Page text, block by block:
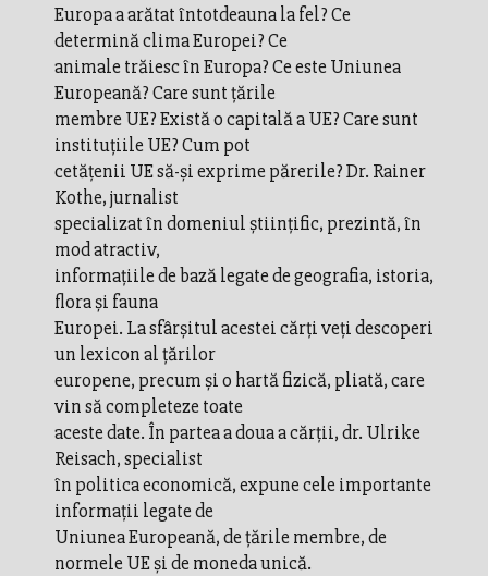
Europa a arătat întotdeauna la fel? Ce
determină clima Europei? Ce
animale trăiesc în Europa? Ce este Uniunea
Europeană? Care sunt ţările
membre UE? Există o capitală a UE? Care sunt
instituţiile UE? Cum pot
cetăţenii UE să-şi exprime părerile? Dr. Rainer
Kothe, jurnalist
specializat în domeniul ştiinţific, prezintă, în
mod atractiv,
informaţiile de bază legate de geografia, istoria,
flora şi fauna
Europei. La sfârşitul acestei cărţi veţi descoperi
un lexicon al ţărilor
europene, precum şi o hartă fizică, pliată, care
vin să completeze toate
aceste date. În partea a doua a cărţii, dr. Ulrike
Reisach, specialist
în politica economică, expune cele importante
informaţii legate de
Uniunea Europeană, de ţările membre, de
normele UE şi de moneda unică.